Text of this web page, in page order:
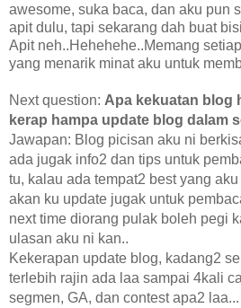
awesome, suka baca, dan aku pun
apit dulu, tapi sekarang dah buat
Apit neh..Hehehehe..Memang
yang menarik minat aku untuk
Next question: Apa kekuatan blog
kerap hampa update blog dalam
Jawapan: Blog picisan aku ni
ada jugak info2 dan tips untuk
tu, kalau ada tempat2 best yang
akan ku update jugak untuk
next time diorang pulak boleh pegi
ulasan aku ni kan..
Kekerapan update blog, kadang2
terlebih rajin ada laa sampai 4kali
segmen, GA, dan contest apa2 laa...